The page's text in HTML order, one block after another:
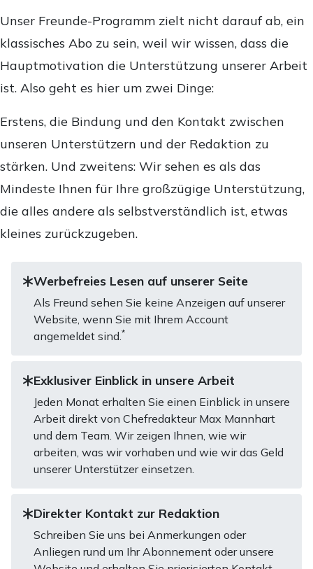
Unser Freunde-Programm zielt nicht darauf ab, ein
klassisches Abo zu sein, weil wir wissen, dass die
Hauptmotivation die Unterstützung unserer Arbeit
ist. Also geht es hier um zwei Dinge:
Erstens, die Bindung und den Kontakt zwischen
unseren Unterstützern und der Redaktion zu
stärken. Und zweitens: Wir sehen es als das
Mindeste Ihnen für Ihre großzügige Unterstützung,
die alles andere als selbstverständlich ist, etwas
kleines zurückzugeben.
Werbefreies Lesen auf unserer Seite
Als Freund sehen Sie keine Anzeigen auf unserer
Website, wenn Sie mit Ihrem Account
angemeldet sind.*
Exklusiver Einblick in unsere Arbeit
Jeden Monat erhalten Sie einen Einblick in unsere
Arbeit direkt von Chefredakteur Max Mannhart
und dem Team. Wir zeigen Ihnen, wie wir
arbeiten, was wir vorhaben und wie wir das Geld
unserer Unterstützer einsetzen.
Direkter Kontakt zur Redaktion
Schreiben Sie uns bei Anmerkungen oder
Anliegen rund um Ihr Abonnement oder unsere